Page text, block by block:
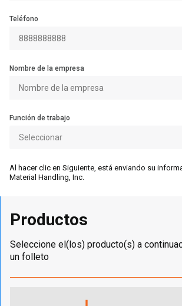
Teléfono
Nombre de la empresa
Función de trabajo
Al hacer clic en Siguiente, está enviando su
Material Handling, Inc.
Productos
Seleccione el(los) producto(s) a
un folleto